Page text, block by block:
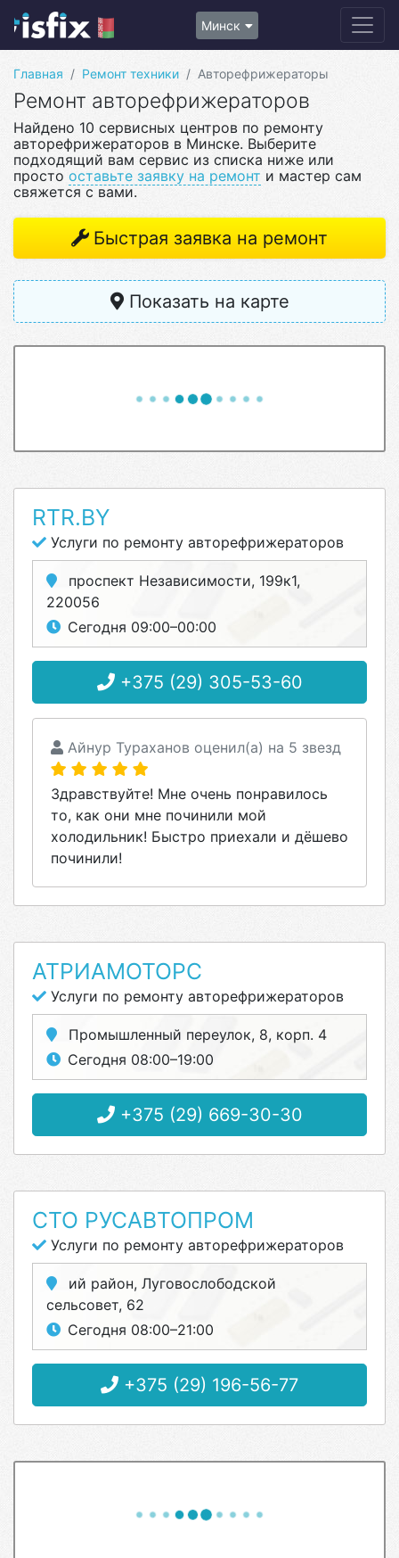
Минск
Главная Ремонт техники Авторефрижераторы
Ремонт авторефрижераторов
Найдено 10 сервисных центров по ремонту
авторефрижераторов в Минске. Выберите
подходящий вам сервис из списка ниже или
просто оставьте заявку на ремонт и мастер сам
свяжется с вами.
Быстрая заявка на ремонт
Показать на карте
RTR.BY
Услуги по ремонту авторефрижераторов
проспект Независимости, 199к1,
220056
Сегодня 09:00–00:00
+375 (29) 305-53-60
Айнур Тураханов оценил(а) на 5 звезд
Здравствуйте! Мне очень понравилось
то, как они мне починили мой
холодильник! Быстро приехали и дёшево
починили!
АТРИАМОТОРС
Услуги по ремонту авторефрижераторов
Промышленный переулок, 8, корп. 4
Сегодня 08:00–19:00
+375 (29) 669-30-30
СТО РУСАВТОПРОМ
Услуги по ремонту авторефрижераторов
ий район, Луговослободской
сельсовет, 62
Сегодня 08:00–21:00
+375 (29) 196-56-77